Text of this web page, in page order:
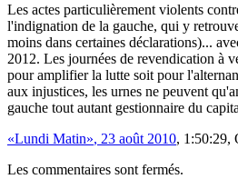
Les actes particulièrement violents
l'indignation de la gauche, qui y
moins dans certaines déclarations)...
2012. Les journées de revendication à
pour amplifier la lutte soit pour
aux injustices, les urnes ne peuvent
gauche tout autant gestionnaire du
Lundi Matin , 23 août 2010, 1 :50:29,
Les commentaires sont fermés.